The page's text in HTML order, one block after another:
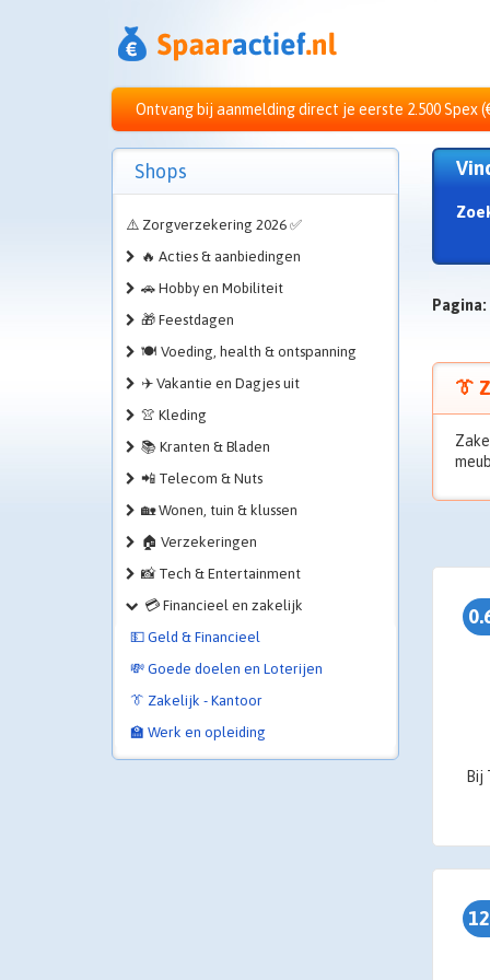
Ontvang bij aanmelding direct je eerste 2.500 Spex
Pagina:
👔
Shops
⚠️ Zorgverzekering 2026 ✅
🔥 Acties & aanbiedingen
🚗 Hobby en Mobiliteit
🎁 Feestdagen
🍽️ Voeding, health & ontspanning
✈️ Vakantie en Dagjes uit
👚 Kleding
📚 Kranten & Bladen
📲 Telecom & Nuts
🏡 Wonen, tuin & klussen
🏠 Verzekeringen
📸 Tech & Entertainment
💳 Financieel en zakelijk
💵 Geld & Financieel
💸 Goede doelen en Loterijen
👔 Zakelijk - Kantoor
🏫 Werk en opleiding